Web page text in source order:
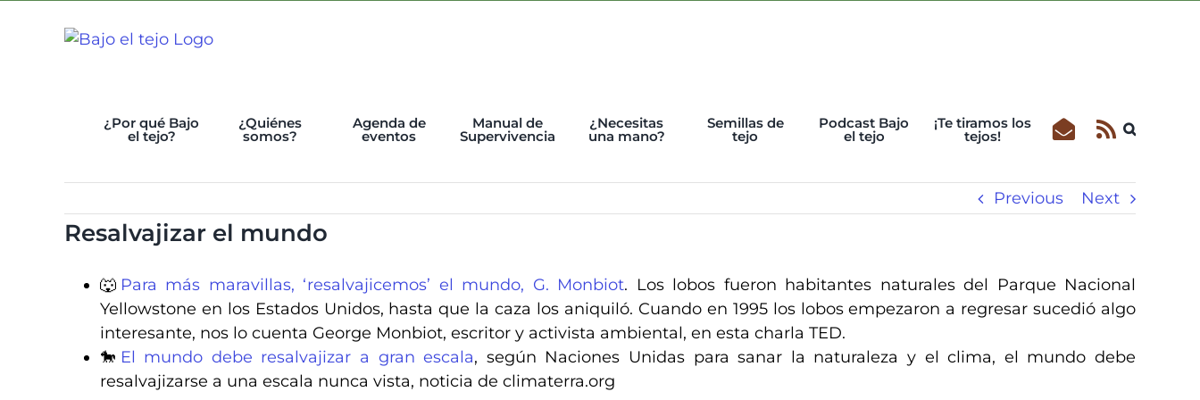
¿Por qué Bajo
el tejo?
¿Quiénes
somos?
Agenda de
eventos
Manual de
Supervivencia
¿Necesitas
una mano?
Semillas de
tejo
Podcast Bajo
el tejo
¡Te tiramos los
tejos!
Previous Next
Resalvajizar el mundo
🐺 Para más maravillas, ‘resalvajicemos’ el mundo, G. Monbiot. Los lobos fueron habitantes naturales del Parque Nacional
Yellowstone en los Estados Unidos, hasta que la caza los aniquiló. Cuando en 1995 los lobos empezaron a regresar sucedió algo
interesante, nos lo cuenta George Monbiot, escritor y activista ambiental, en esta charla TED.
🐎 El mundo debe resalvajizar a gran escala, según Naciones Unidas para sanar la naturaleza y el clima, el mundo debe
resalvajizarse a una escala nunca vista, noticia de climaterra.org